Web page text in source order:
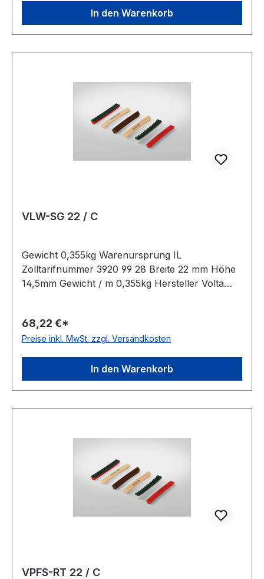
In den Warenkorb
VLW-SG 22 / C
Gewicht 0,355kg Warenursprung IL
Zolltarifnummer 3920 99 28 Breite 22 mm Höhe
14,5mm Gewicht / m 0,355kg Hersteller Volta
Zulassung ja Zugstrang Polyester Shorehärte
80° Shore A
68,22 €*
Preise inkl. MwSt. zzgl. Versandkosten
In den Warenkorb
VPFS-RT 22 / C